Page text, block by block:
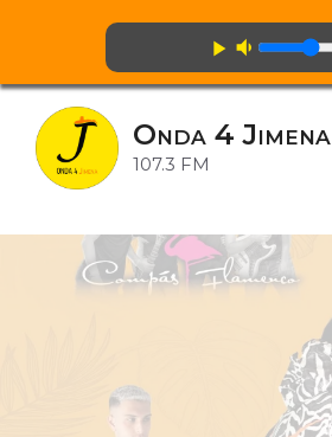
Saltar
contenido
play_arrow volume_down
Onda 4 Jimena
107.3 FM